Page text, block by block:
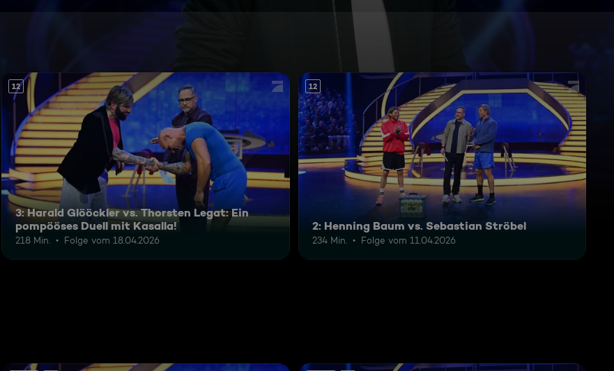
12
3: Harald Glööckler vs. Thorsten Legat: Ein
pompööses Duell mit Kasalla!
218 Min. Folge vom 18.04.2026
12
2: Henning Baum vs. Sebastian Ströbel
234 Min. Folge vom 11.04.2026